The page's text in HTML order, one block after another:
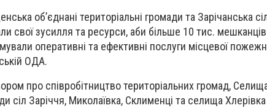
об’єднані територіальні громади та Зарічанська
свої зусилля та ресурси, аби більше 10 тис.
оперативні та ефективні послуги місцевої
ОДА.
про співробітництво територіальних громад,
сіл Заріччя, Миколаївка, Склименці та селища Хлерівка